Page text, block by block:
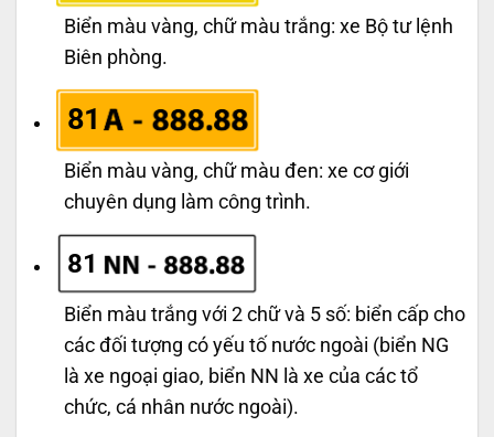
Biển màu vàng, chữ màu trắng: xe Bộ tư lệnh
Biên phòng.
81
Biển màu vàng, chữ màu đen: xe cơ giới
chuyên dụng làm công trình.
81
Biển màu trắng với 2 chữ và 5 số: biển cấp cho
các đối tượng có yếu tố nước ngoài (biển NG
là xe ngoại giao, biển NN là xe của các tổ
chức, cá nhân nước ngoài).